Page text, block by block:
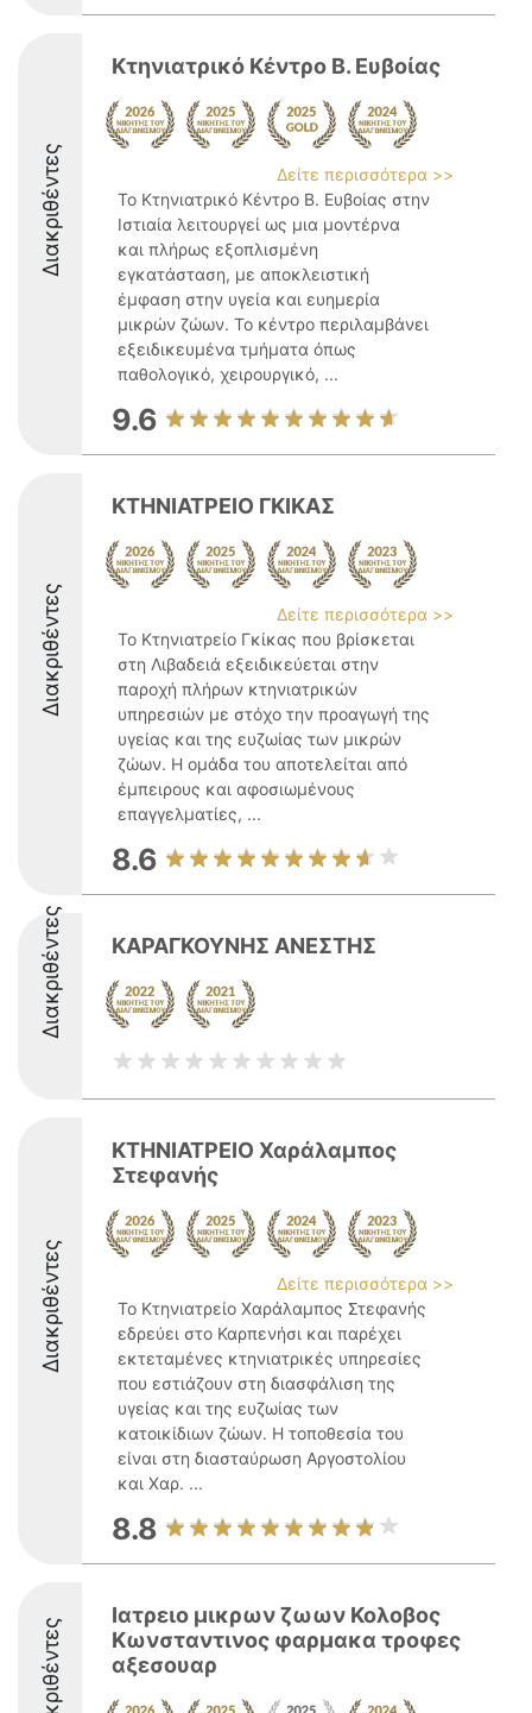
Διακριθέντες
Κτηνιατρικό Κέντρο Β. Ευβοίας
Δείτε περισσότερα >>
Το Κτηνιατρικό Κέντρο Β. Ευβοίας στην
Ιστιαία λειτουργεί ως μια μοντέρνα
και πλήρως εξοπλισμένη
εγκατάσταση, με αποκλειστική
έμφαση στην υγεία και ευημερία
μικρών ζώων. Το κέντρο περιλαμβάνει
εξειδικευμένα τμήματα όπως
παθολογικό, χειρουργικό, ...
9.6
Διακριθέντες
ΚΤΗΝΙΑΤΡΕΙΟ ΓΚΙΚΑΣ
Δείτε περισσότερα >>
Το Κτηνιατρείο Γκίκας που βρίσκεται
στη Λιβαδειά εξειδικεύεται στην
παροχή πλήρων κτηνιατρικών
υπηρεσιών με στόχο την προαγωγή της
υγείας και της ευζωίας των μικρών
ζώων. Η ομάδα του αποτελείται από
έμπειρους και αφοσιωμένους
επαγγελματίες, ...
8.6
Διακριθέντες ΚΑΡΑΓΚΟΥΝΗΣ ΑΝΕΣΤΗΣ
Διακριθέντες
ΚΤΗΝΙΑΤΡΕΙΟ Χαράλαμπος
Στεφανής
Δείτε περισσότερα >>
Το Κτηνιατρείο Χαράλαμπος Στεφανής
εδρεύει στο Καρπενήσι και παρέχει
εκτεταμένες κτηνιατρικές υπηρεσίες
που εστιάζουν στη διασφάλιση της
υγείας και της ευζωίας των
κατοικίδιων ζώων. Η τοποθεσία του
είναι στη διασταύρωση Αργοστολίου
και Χαρ. ...
8.8
Διακριθέντες
Ιατρειο μικρων ζωων Κολοβος
Κωνσταντινος φαρμακα τροφες
αξεσουαρ